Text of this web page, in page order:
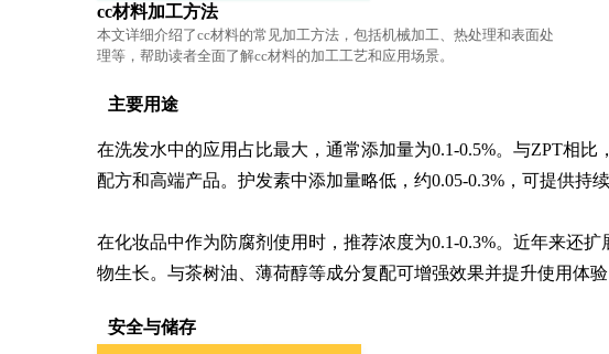
cc材料加工方法
本文详细介绍了cc材料的常见加工方法，包括机械加工、热处理和表面处
理等，帮助读者全面了解cc材料的加工工艺和应用场景。
主要用途
在洗发水中的应用占比最大，通常添加量为0.1-0.5%。与ZPT相
配方和高端产品。护发素中添加量略低，约0.05-0.3%，可提供持续
在化妆品中作为防腐剂使用时，推荐浓度为0.1-0.3%。近年来还
物生长。与茶树油、薄荷醇等成分复配可增强效果并提升使用体验
安全与储存